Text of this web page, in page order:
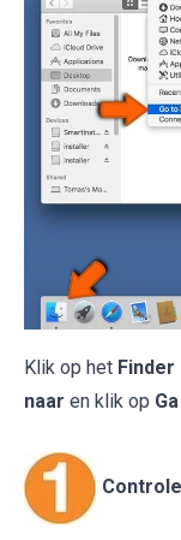
Klik op het Finder
naar en klik op